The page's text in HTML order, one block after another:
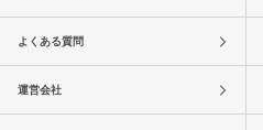
よくある質問
運営会社